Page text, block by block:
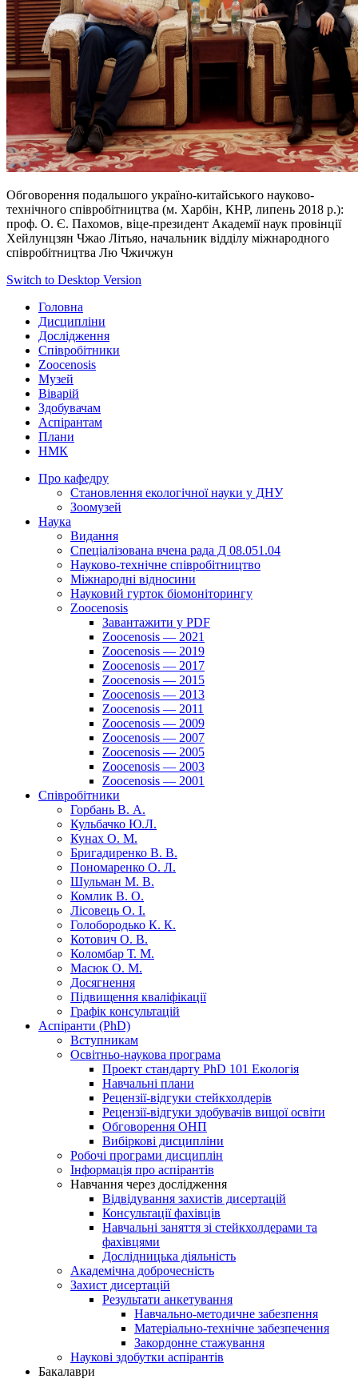
Обговорення подальшого україно-китайського науково-
технічного співробітництва (м. Харбін, КНР, липень 2018 р.):
проф. О. Є. Пахомов, віце-президент Академії наук провінції
Хейлунцзян Чжао Літьяо, начальник відділу міжнародного
співробітництва Лю Чжичжун
Switch to Desktop Version
Головна
Дисципліни
Дослідження
Співробітники
Zoocenosis
Музей
Віварій
Здобувачам
Аспірантам
Плани
НМК
Про кафедру
Cтановлення екологічної науки у ДНУ
Зоомузей
Наука
Видання
Спеціалізована вчена рада Д 08.051.04
Науково-технічне співробітництво
Міжнародні відносини
Науковий гурток біомоніторингу
Zoocenosis
Завантажити у PDF
Zoocenosis — 2021
Zoocenosis — 2019
Zoocenosis — 2017
Zoocenosis — 2015
Zoocenosis — 2013
Zoocenosis — 2011
Zoocenosis — 2009
Zoocenosis — 2007
Zoocenosis — 2005
Zoocenosis — 2003
Zoocenosis — 2001
Співробітники
Горбань В. А.
Кульбачко Ю.Л.
Кунах О. М.
Бригадиренко В. В.
Пономаренко О. Л.
Шульман М. В.
Комлик В. О.
Лісовець О. І.
Голобородько К. К.
Котович О. В.
Коломбар Т. М.
Масюк О. М.
Досягнення
Підвищення кваліфікації
Графік консультацій
Аспіранти (PhD)
Вступникам
Освітньо-наукова програма
Проект стандарту PhD 101 Екологія
Навчальні плани
Рецензії-відгуки стейкхолдерів
Рецензії-відгуки здобувачів вищої освіти
Обговорення ОНП
Вибіркові дисципліни
Робочі програми дисциплін
Інформація про аспірантів
Навчання через дослідження
Відвідування захистів дисертацій
Консультації фахівців
Навчальні заняття зі стейкхолдерами та
фахівцями
Дослідницька діяльність
Академічна доброчесність
Захист дисертацій
Результати анкетування
Навчально-методичне забезпення
Матеріально-технічне забезпечення
Закордонне стажування
Наукові здобутки аспірантів
Бакалаври